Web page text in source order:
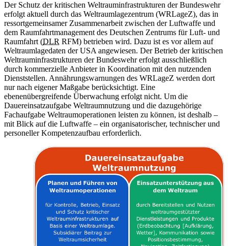
Der Schutz der kritischen Weltrauminfrastrukturen der Bundeswehr
erfolgt aktuell durch das Weltraumlagezentrum (WRLageZ), das in
ressortgemeinsamer Zusammenarbeit zwischen der Luftwaffe und
dem Raumfahrtmanagement des Deutschen Zentrums für Luft- und
Raumfahrt (DLR RFM) betrieben wird. Dazu ist es vor allem auf
Weltraumlagedaten der USA angewiesen. Der Betrieb der kritischen
Weltrauminfrastrukturen der Bundeswehr erfolgt ausschließlich
durch kommerzielle Anbieter in Koordination mit den nutzenden
Dienststellen. Annährungswarnungen des WRLageZ werden dort
nur nach eigener Maßgabe berücksichtigt. Eine
ebenenübergreifende Überwachung erfolgt nicht. Um die
Dauereinsatzaufgabe Weltraumnutzung und die dazugehörige
Fachaufgabe Weltraumoperationen leisten zu können, ist deshalb –
mit Blick auf die Luftwaffe – ein organisatorischer, technischer und
personeller Kompetenzaufbau erforderlich.